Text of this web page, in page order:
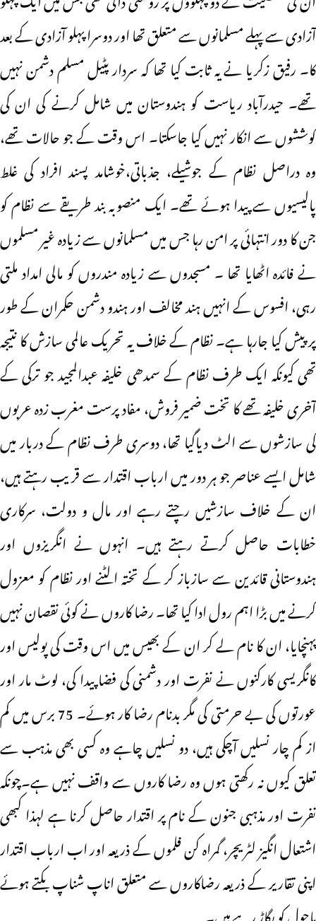
آزادی سے پہلے مسلمانوں سے متعلق تھا اور دوسرا پہلو آزادی کے بعد
کا۔ رفیق زکریا نے یہ ثابت کیا تھا کہ سردار پٹیل مسلم دشمن نہیں
تھے۔ حیدرآباد ریاست کو ہندوستان میں شامل کرنے کی ان کی
کوششوں سے انکار نہیں کیا جاسکتا۔ اس وقت کے جو حالات تھے،
وہ دراصل نظام کے جوشیلے، جذباتی،خوشامد پسند افراد کی غلط
پالیسیوں سے پیدا ہوئے تھے۔ ایک منصوبہ بند طریقے سے نظام کو
جن کا دور انتہائی پر امن رہا جس میں مسلمانوں سے زیادہ غیر مسلموں
نے فائدہ اٹھایا تھا ۔ مسجدوں سے زیادہ مندروں کو مالی امداد ملتی
رہی، افسوس کے انہیں ہند مخالف اور ہندو دشمن حکمران کے طور
پر پیش کیا جارہا ہے۔ نظام کے خلاف یہ تحریک عالمی سازش کا نتیجہ
تھی کیونکہ ایک طرف نظام کے سمدھی خلیفہ عبدالمجید جو ترکی کے
آخری خلیفہ تھے کا تخت ضمیر فروش، مفاد پرست مغرب زدہ عربوں
کی سازشوں سے الٹ دیاگیا تھا، دوسری طرف نظام کے دربار میں
شامل ایسے عناصر جو ہر دور میں ارباب اقتدار سے قریب رہتے ہیں،
ان کے خلاف سازشیں رچتے رہے اور مال و دولت، سرکاری
خطابات حاصل کرتے رہتے ہیں۔ انہوں نے انگریزوں اور
ہندوستانی قائدین سے سازباز کر کے تختہ الٹنے اور نظام کو معزول
کرنے میں بڑا اہم رول ادا کیا تھا۔ رضا کاروں نے کوئی نقصان نہیں
پہنچایا، ان کا نام لے کر ان کے بھیس میں اس وقت کی پولیس اور
کانگریسی کارکنوں نے نفرت اور دشمنی کی فضا پیدا کی، لوٹ مار اور
عورتوں کی بے حرمتی کی مگر بدنام رضا کار ہوئے۔ 75 برس میں کم
از کم چار نسلیں آچکی ہیں، دو نسلیں چاہے وہ کسی بھی مذہب سے
تعلق کیوں نہ رکھتی ہوں وہ رضا کاروں سے واقف نہیں ہے۔چونکہ
نفرت اور مذہبی جنون کے نام پر اقتدار حاصل کرنا ہے لہذا کبھی
اشتعال انگیز لٹریچر، گمراہ کن فلموں کے ذریعہ اور اب ارباب اقتدار
اپنی تقاریر کے ذریعہ رضاکاروں سے متعلق اناپ شناپ بکتے ہوئے
ماحول کو بگاڑ رہے ہیں۔